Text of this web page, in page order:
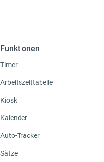
Funktionen
Timer
Arbeitszeittabelle
Kiosk
Kalender
Auto-Tracker
Sätze